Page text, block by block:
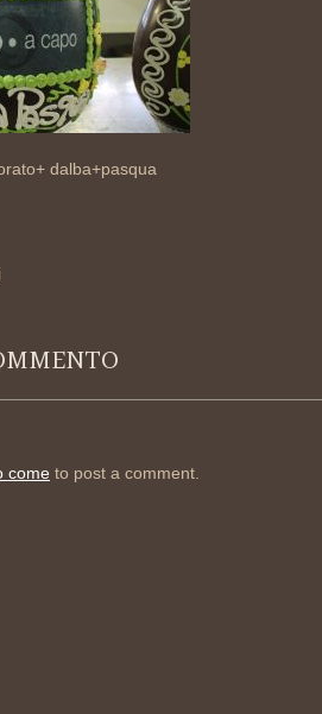
dalba+pasqua
come to post a comment.